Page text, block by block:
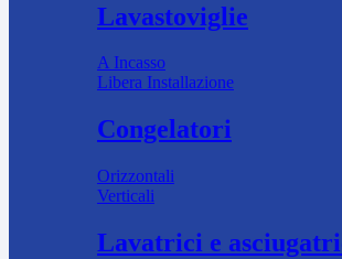
Lavastoviglie
A Incasso
Libera Installazione
Congelatori
Orizzontali
Verticali
Lavatrici e